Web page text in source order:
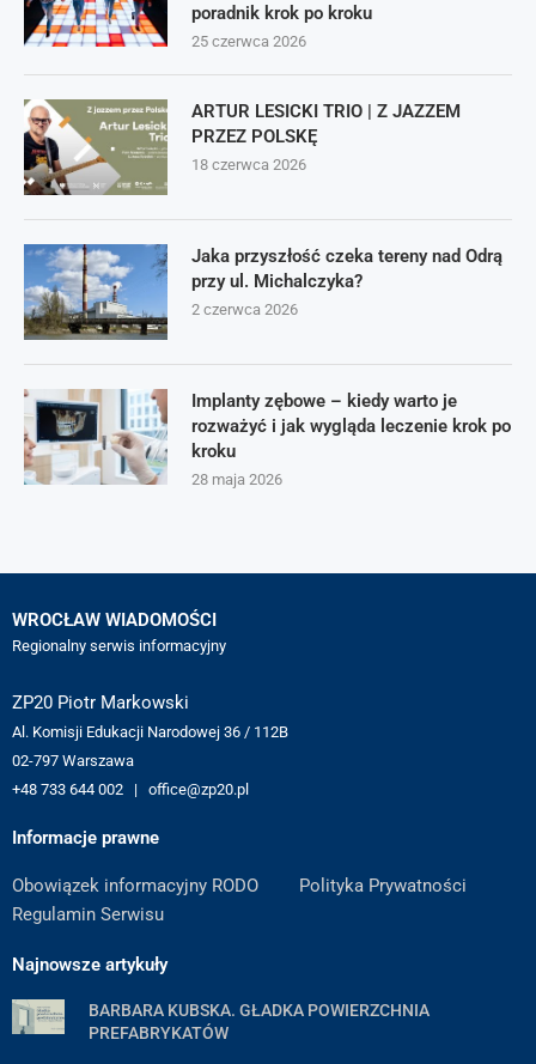
poradnik krok po kroku
25 czerwca 2026
ARTUR LESICKI TRIO | Z JAZZEM
PRZEZ POLSKĘ
18 czerwca 2026
Jaka przyszłość czeka tereny nad Odrą
przy ul. Michalczyka?
2 czerwca 2026
Implanty zębowe – kiedy warto je
rozważyć i jak wygląda leczenie krok po
kroku
28 maja 2026
WROCŁAW WIADOMOŚCI
Regionalny serwis informacyjny
ZP20 Piotr Markowski
Al. Komisji Edukacji Narodowej 36 / 112B
02-797 Warszawa
+48 733 644 002 | office@zp20.pl
Informacje prawne
Obowiązek informacyjny RODO
Polityka Prywatności
Regulamin Serwisu
Najnowsze artykuły
BARBARA KUBSKA. GŁADKA POWIERZCHNIA
PREFABRYKATÓW